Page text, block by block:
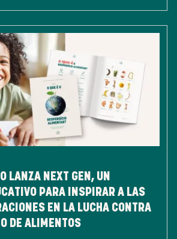
LANZA NEXT GEN, UN
PARA INSPIRAR A LAS
EN LA LUCHA CONTRA
DE ALIMENTOS